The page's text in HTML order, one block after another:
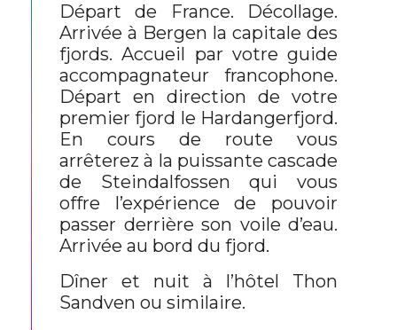
Départ de France. Décollage.
Arrivée à Bergen la capitale des
fjords. Accueil par votre guide
accompagnateur francophone.
Départ en direction de votre
premier fjord le Hardangerfjord.
En cours de route vous
arrêterez à la puissante cascade
de Steindalfossen qui vous
offre l’expérience de pouvoir
passer derrière son voile d’eau.
Arrivée au bord du fjord.
Dîner et nuit à l’hôtel Thon
Sandven ou similaire.